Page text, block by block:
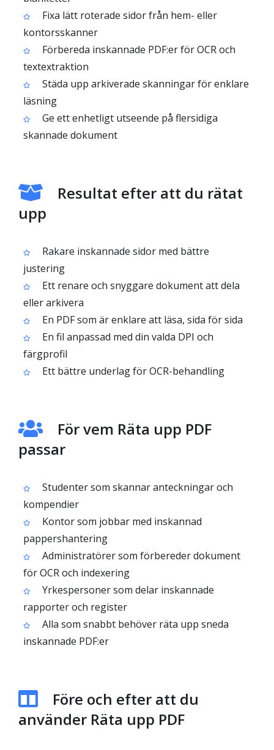
Fixa lätt roterade sidor från hem- eller
kontorsskanner
Förbereda inskannade PDF:er för OCR och
textextraktion
Städa upp arkiverade skanningar för enklare
läsning
Ge ett enhetligt utseende på flersidiga
skannade dokument
Resultat efter att du rätat
upp
Rakare inskannade sidor med bättre
justering
Ett renare och snyggare dokument att dela
eller arkivera
En PDF som är enklare att läsa, sida för sida
En fil anpassad med din valda DPI och
färgprofil
Ett bättre underlag för OCR-behandling
För vem Räta upp PDF
passar
Studenter som skannar anteckningar och
kompendier
Kontor som jobbar med inskannad
pappershantering
Administratörer som förbereder dokument
för OCR och indexering
Yrkespersoner som delar inskannade
rapporter och register
Alla som snabbt behöver räta upp sneda
inskannade PDF:er
Före och efter att du
använder Räta upp PDF